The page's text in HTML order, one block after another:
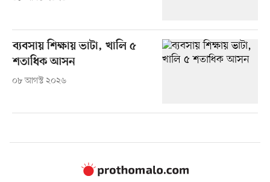
ব্যবসায় শিক্ষায় ভাটা, খালি ৫
শতাধিক আসন
০৮ আগস্ট ২০২৬